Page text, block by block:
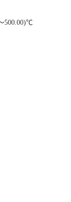
500.00)℃